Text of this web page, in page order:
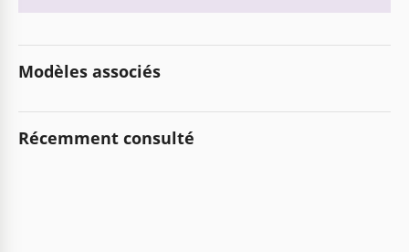
Modèles associés
Récemment consulté